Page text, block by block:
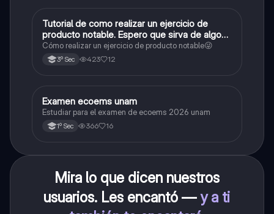
Matemáticas
Tutorial de como realizar un ejercicio de
producto notable. Espero que sirva de algo💕
😜
Cómo realizar un ejercicio de producto notable😜
3º Sec 423 12
Español
Examen ecoems unam
Estudiar para el examen de ecoems 2026 unam
1º Sec 366 16
Mira lo que dicen nuestros
usuarios. Les encantó —y a ti